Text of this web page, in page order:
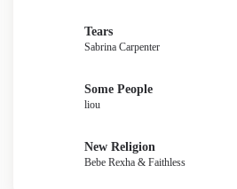
Tears
Sabrina Carpenter
Some People
liou
New Religion
Bebe Rexha & Faithless